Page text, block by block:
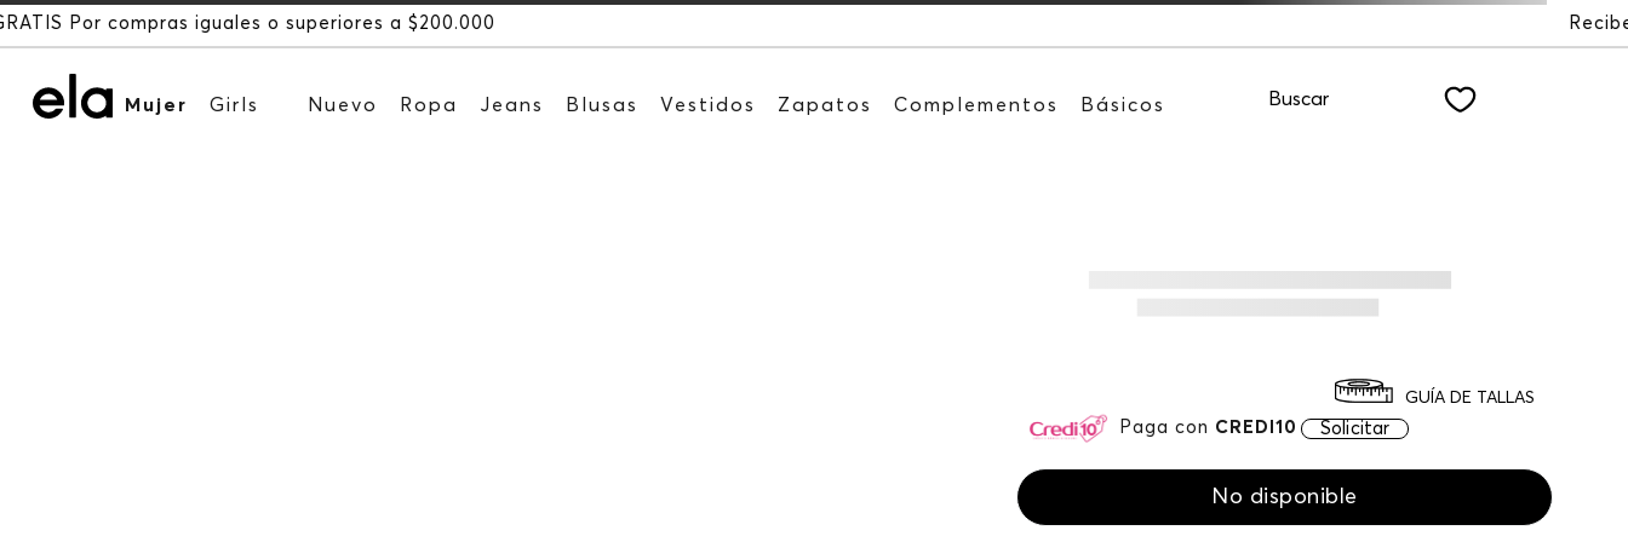
Recibe: 15%OFF suscribiéndote a nuestro
Mujer Girls Nuevo Ropa Jeans Blusas Vestidos Zapatos Complementos Básicos Buscar
Paga con CREDI10 Solicitar
GUÍA DE TALLAS
No disponible